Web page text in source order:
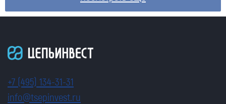
+7 (495) 134-31-31
info@tsepinvest.ru